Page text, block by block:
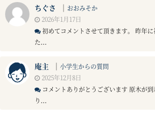
ちぐさ ｜ おおみそか
2026年1月17日
初めてコメントさせて頂きます。 昨年
た...
庵主 ｜ 小学生からの質問
2025年12月8日
コメントありがとうございます 原木が
り...